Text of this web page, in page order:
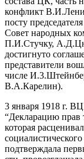
конфликт
посту
Совет народных
П.И.Стучку,
достиг­нуто
представители
числе
В.А.Карелин).
3 января 1918 г.
“Декларацию прав
которая
подтверждала